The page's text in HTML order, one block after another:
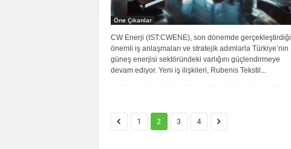
Öne Çıkanlar
CW Enerji (IST:CWENE), son dönemde gerçekleştirdiği
önemli iş anlaşmaları ve stratejik adımlarla Türkiye’nin
güneş enerjisi sektöründeki varlığını güçlendirmeye
devam ediyor. Yeni iş ilişkileri, Rubenis Tekstil...
1 2 3 4